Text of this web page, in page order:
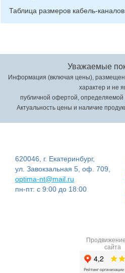
Таблица размеров кабель-каналов
Уважаемые
Информация (включая цены),
характер и не
публичной офертой,
Актуальность цены и наличие
620046, г. Екатеринбург,
ул. Завокзальная 5, оф. 709,
optima-nt@mail.ru
пн-пт: с 9:00 до 18:00
сайта